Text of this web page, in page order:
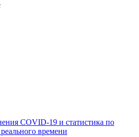
COVID-19 и статистика по
времени